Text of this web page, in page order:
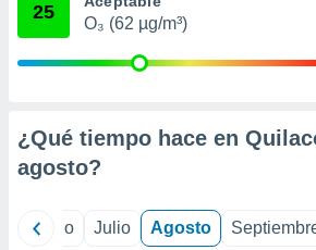
publicidad
25
O₃ (62 µg/m³)
¿Qué tiempo hace en
agosto?
Junio Julio Agosto